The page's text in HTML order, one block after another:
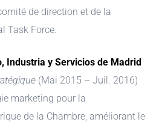
de direction et de la
Task Force.
Industria y Servicios de Madrid
(Mai 2015 – Juil. 2016)
marketing pour la
de la Chambre, améliorant le